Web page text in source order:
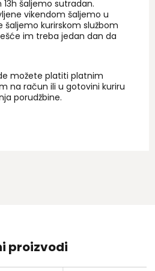
šaljemo sutradan.
vikendom šaljemo u
šaljemo kurirskom službom
im treba jedan dan da
možete platiti platnim
na račun ili u gotovini kuriru
porudžbine.
proizvodi